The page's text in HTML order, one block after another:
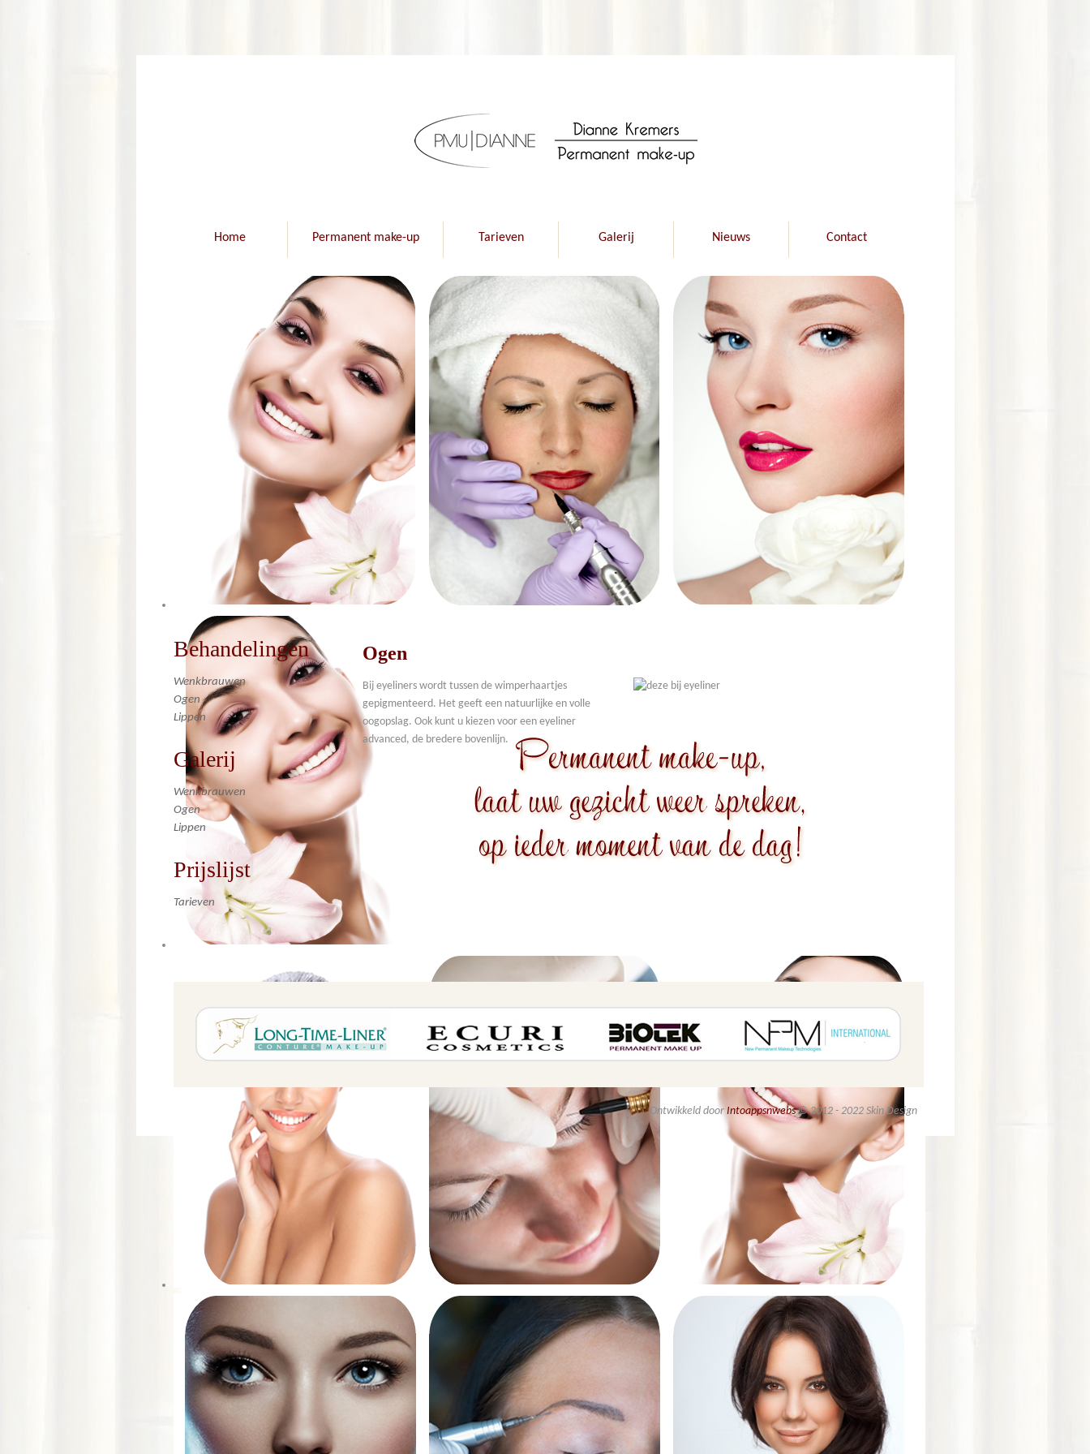
Home Permanent make-up Tarieven Galerij Nieuws Contact
Behandelingen
Wenkbrauwen
Ogen
Lippen
Galerij
Wenkbrauwen
Ogen
Lippen
Prijslijst
Tarieven
Ogen
Bij eyeliners wordt tussen de wimperhaartjes
gepigmenteerd. Het geeft een natuurlijke en volle
oogopslag. Ook kunt u kiezen voor een eyeliner
advanced, de bredere bovenlijn.
Ontwikkeld doorIntoappsnwebs© 2012 - 2022 Skin Design